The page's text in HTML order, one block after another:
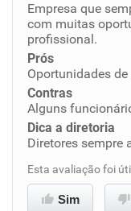
Oportunidade
Conciliação com
Benefícios
Recomenda
Recomenda
Empresa que
com muitas
profissional.
Prós
Oportunidades
Contras
Alguns
Dica a diretoria
Diretores sempre
Esta avaliação foi
Sim